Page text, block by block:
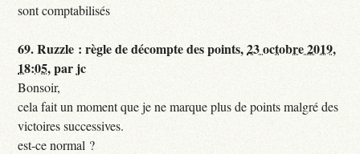
sont comptabilisés
69.Ruzzle : règle de décompte des points,23 octobre 2019,
18:05,par jc
Bonsoir,
cela fait un moment que je ne marque plus de points malgré des
victoires successives.
est-ce normal ?